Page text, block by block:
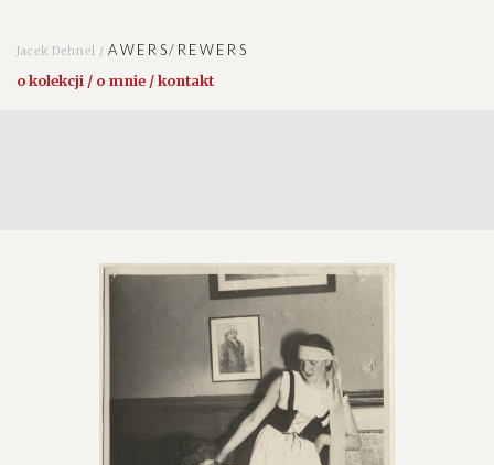
Jacek Dehnel /AWERS/REWERS
o kolekcji / o mnie / kontakt